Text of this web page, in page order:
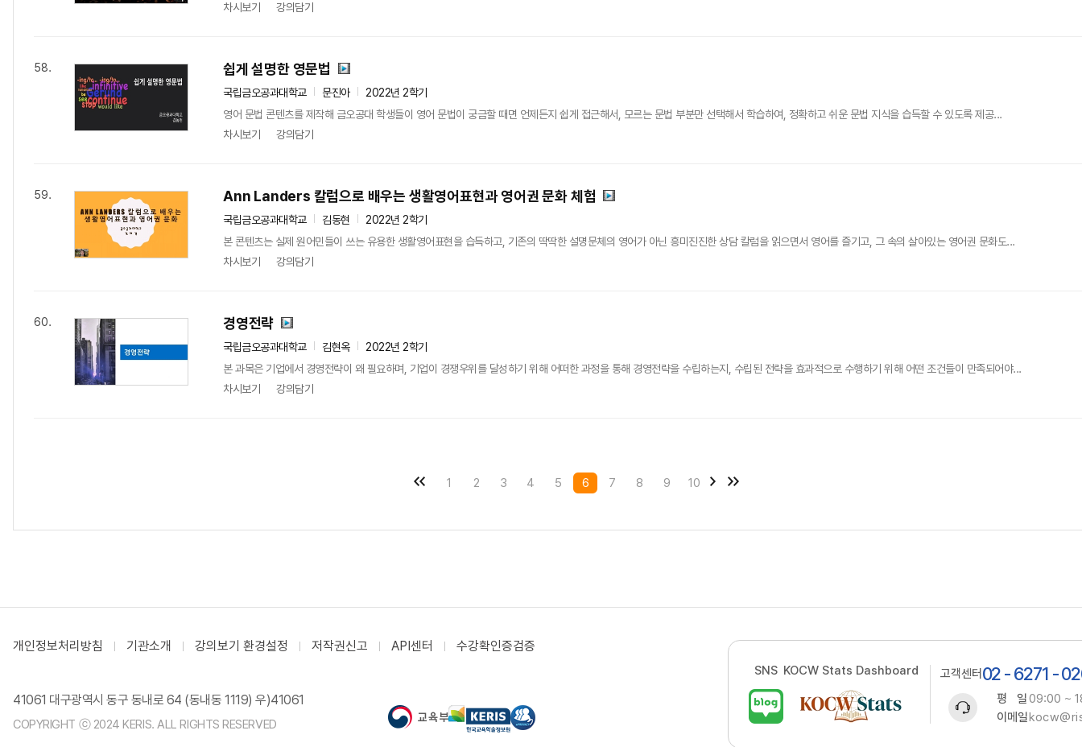
차시보기
강의담기
58. 쉽게 설명한 영문법
국립금오공과대학교 문진아
2022년 2학기
영어 문법 콘텐츠를 제작해 금오공대 학생들이 영어 문법이 궁금할 때면 언제든지 쉽게 접근해서, 모르는 문법 부분만 선택해서 학습하여, 정확하고 쉬운 문법 지식을 습득할 수 있도록 제공...
차시보기
강의담기
59. Ann Landers 칼럼으로 배우는 생활영어표현과 영어권 문화 체험
국립금오공과대학교 김동현
2022년 2학기
본 콘텐츠는 실제 원어민들이 쓰는 유용한 생활영어표현을 습득하고, 기존의 딱딱한 설명문체의 영어가 아닌 흥미진진한 상담 칼럼을 읽으면서 영어를 즐기고, 그 속의 살아있는 영어권 문화도...
차시보기
강의담기
60. 경영전략
국립금오공과대학교 김현옥
2022년 2학기
본 과목은 기업에서 경영전략이 왜 필요하며, 기업이 경쟁우위를 달성하기 위해 어떠한 과정을 통해 경영전략을 수립하는지, 수립된 전략을 효과적으로 수행하기 위해 어떤 조건들이 만족되어야...
차시보기
강의담기
1 2 3 4 5 6 7 8 9 10
개인정보처리방침 기관소개 강의보기 환경설정 저작권신고 API센터 수강확인증검증
41061 대구광역시 동구 동내로 64 (동내동 1119) 우)41061
COPYRIGHT ⓒ 2024 KERIS. ALL RIGHTS RESERVED
SNS KOCW Stats Dashboard 고객센터 02 - 6271 -
평 일09:00 ~
이메일